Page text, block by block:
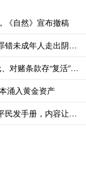
《自然》宣布撤稿
配资注册免费体验 广东专门学校助力罪错未成年人走出阴霾、启航新生，拉回“走在悬崖边的孩子”
股票可以带杠杆吗 三年累计亏超6亿元、对赌条款存“复活”机制，艺妙生物IPO成色几何
涌入黄金资产
股票期货配资代理 乌克兰给克里米亚平民发手册，内容让人后背发凉！